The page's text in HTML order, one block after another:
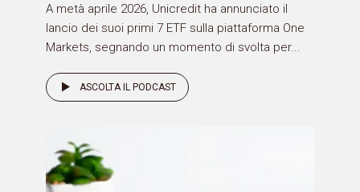
A metà aprile 2026, Unicredit ha annunciato il
lancio dei suoi primi 7 ETF sulla piattaforma One
Markets, segnando un momento di svolta per...
ASCOLTA IL PODCAST